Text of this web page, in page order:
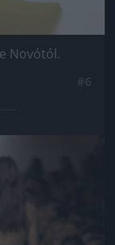
Novótól.